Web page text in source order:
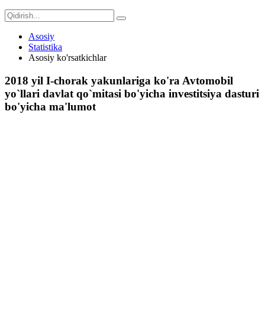
Asosiy
Statistika
Asosiy ko'rsatkichlar
2018 yil I-chorak yakunlariga ko'ra Avtomobil
yo`llari davlat qo`mitasi bo'yicha investitsiya dasturi
bo'yicha ma'lumot